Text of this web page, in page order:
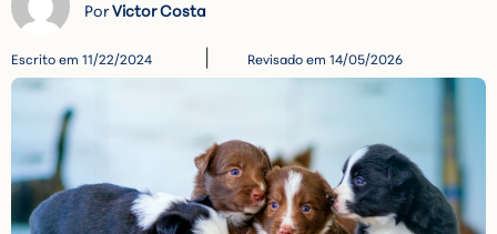
Victor Costa
Escrito em 11/22/2024 Revisado em 14/05/2026